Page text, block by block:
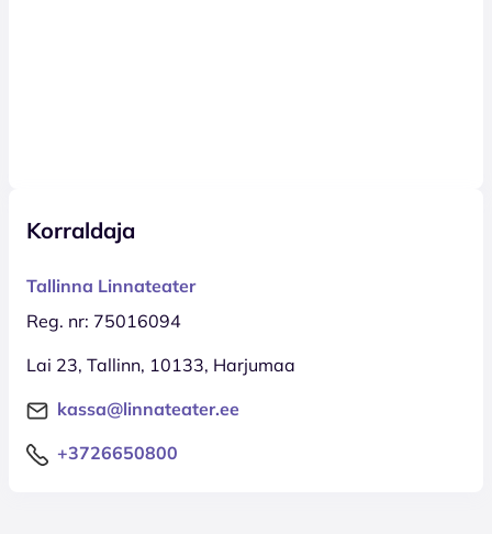
Korraldaja
Tallinna Linnateater
Reg. nr: 75016094
Lai 23, Tallinn, 10133, Harjumaa
kassa@linnateater.ee
+3726650800